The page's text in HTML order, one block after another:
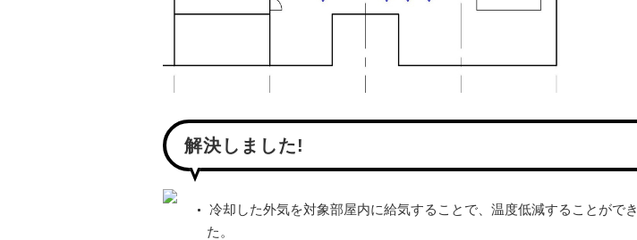
解決しました!
冷却した外気を対象部屋内に給気することで、温度低減することができ
た。